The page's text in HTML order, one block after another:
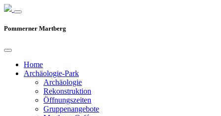
Pommerner Martberg
Home
Archäologie-Park
Archäologie
Rekonstruktion
Öffnungszeiten
Gruppenangebote